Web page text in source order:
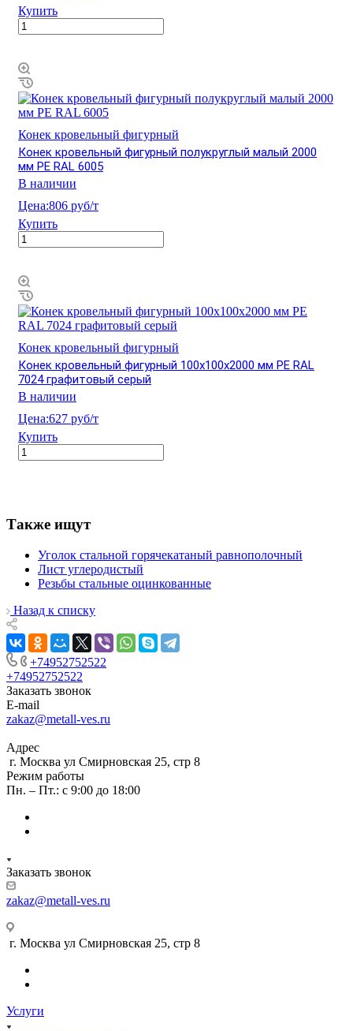
Купить
Конек кровельный фигурный
Конек кровельный фигурный полукруглый малый 2000
мм PE RAL 6005
В наличии
Цена:806 руб/т
Купить
Конек кровельный фигурный
Конек кровельный фигурный 100х100х2000 мм PE RAL
7024 графитовый серый
В наличии
Цена:627 руб/т
Купить
Также ищут
Уголок стальной горячекатаный равнополочный
Лист углеродистый
Резьбы стальные оцинкованные
Назад к списку
+74952752522
+74952752522
Заказать звонок
E-mail
zakaz@metall-ves.ru
Адрес
г. Москва ул Смирновская 25, стр 8
Режим работы
Пн. – Пт.: с 9:00 до 18:00
Заказать звонок
zakaz@metall-ves.ru
г. Москва ул Смирновская 25, стр 8
Услуги